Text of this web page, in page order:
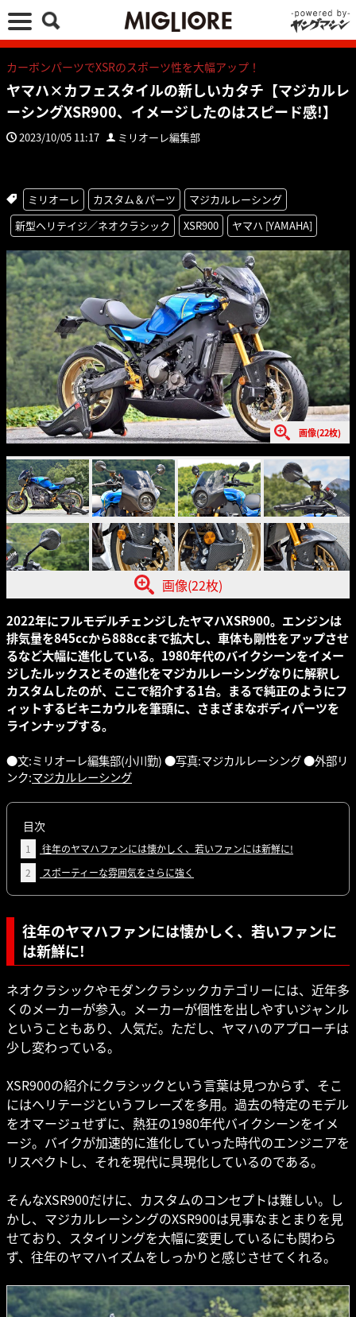
カーボンパーツでXSRのスポーツ性を大幅アップ！
ヤマハ×カフェスタイルの新しいカタチ【マジカルレ
ーシングXSR900、イメージしたのはスピード感!】
2023/10/05 11:17 ミリオーレ編集部
ミリオーレ カスタム＆パーツ
マジカルレーシング
新型ヘリテイジ／ネオクラシック
XSR900 ヤマハ [YAMAHA]
画像(22枚)
画像(22枚)
2022年にフルモデルチェンジしたヤマハXSR900。エンジンは
排気量を845ccから888ccまで拡大し、車体も剛性をアップさせ
るなど大幅に進化している。1980年代のバイクシーンをイメー
ジしたルックスとその進化をマジカルレーシングなりに解釈し
カスタムしたのが、ここで紹介する1台。まるで純正のようにフ
ィットするビキニカウルを筆頭に、さまざまなボディパーツを
ラインナップする。
●文:ミリオーレ編集部(小川勤) ●写真:マジカルレーシング ●外部リ
ンク:マジカルレーシング
目次
1
往年のヤマハファンには懐かしく、若いファンには新鮮に!
2
スポーティーな雰囲気をさらに強く
往年のヤマハファンには懐かしく、若いファンに
は新鮮に!
ネオクラシックやモダンクラシックカテゴリーには、近年多
くのメーカーが参入。メーカーが個性を出しやすいジャンル
ということもあり、人気だ。ただし、ヤマハのアプローチは
少し変わっている。
XSR900の紹介にクラシックという言葉は見つからず、そこ
にはヘリテージというフレーズを多用。過去の特定のモデル
をオマージュせずに、熱狂の1980年代バイクシーンをイメ
ージ。バイクが加速的に進化していった時代のエンジニアを
リスペクトし、それを現代に具現化しているのである。
そんなXSR900だけに、カスタムのコンセプトは難しい。し
かし、マジカルレーシングのXSR900は見事なまとまりを見
せており、スタイリングを大幅に変更しているにも関わら
ず、往年のヤマハイズムをしっかりと感じさせてくれる。